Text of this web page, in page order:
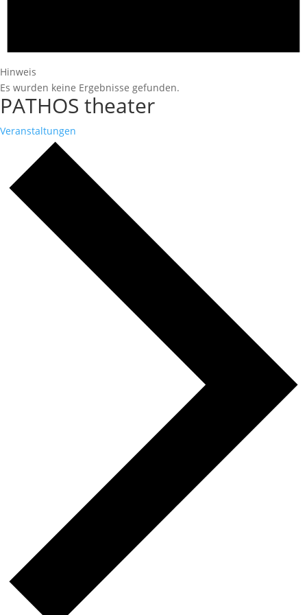
Hinweis
Es wurden keine Ergebnisse gefunden.
PATHOS theater
Veranstaltungen